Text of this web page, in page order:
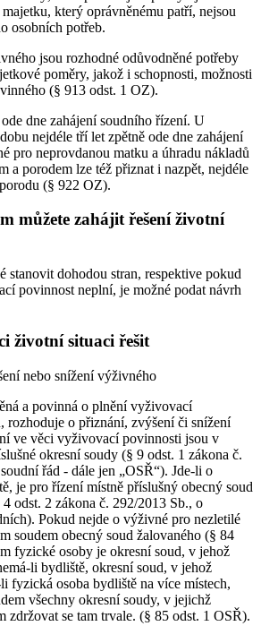
který oprávněnému patří, nejsou
osobních potřeb.
jsou rozhodné odůvodněné potřeby
poměry, jakož i schopnosti, možnosti
(§ 913 odst. 1 OZ).
dne zahájení soudního řízení. U
nejdéle tří let zpětně ode dne zahájení
pro neprovdanou matku a úhradu nákladů
a porodem lze též přiznat i nazpět, nejdéle
(§ 922 OZ).
můžete zahájit řešení životní
stanovit dohodou stran, respektive pokud
povinnost neplní, je možné podat návrh
životní situaci řešit
nebo snížení výživného
a povinná o plnění vyživovací
rozhoduje o přiznání, zvýšení či snížení
ve věci vyživovací povinnosti jsou v
okresní soudy (§ 9 odst. 1 zákona č.
řád - dále jen „OSŘ“). Jde-li o
je pro řízení místně příslušný obecný soud
odst. 2 zákona č. 292/2013 Sb., o
Pokud nejde o výživné pro nezletilé
soudem obecný soud žalovaného (§ 84
fyzické osoby je okresní soud, v jehož
li bydliště, okresní soud, v jehož
fyzická osoba bydliště na více místech,
všechny okresní soudy, v jejichž
zdržovat se tam trvale. (§ 85 odst. 1 OSŘ).